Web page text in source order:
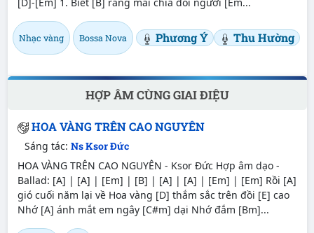
[D]-[Em] 1. Biết [B] rằng mai chia đôi người [Em...
Nhạc vàng Bossa Nova Phương Ý Thu Hường
HỢP ÂM CÙNG GIAI ĐIỆU
HOA VÀNG TRÊN CAO NGUYÊN
Sáng tác: Ns Ksor Đức
HOA VÀNG TRÊN CAO NGUYÊN - Ksor Đức Hợp âm dạo -
Ballad: [A] | [A] | [Em] | [B] | [A] | [A] | [Em] | [Em] Rồi [A]
gió cuối năm lại về Hoa vàng [D] thắm sắc trên đồi [E] cao
Nhớ [A] ánh mắt em ngây [C#m] dại Nhớ đắm [Bm]...